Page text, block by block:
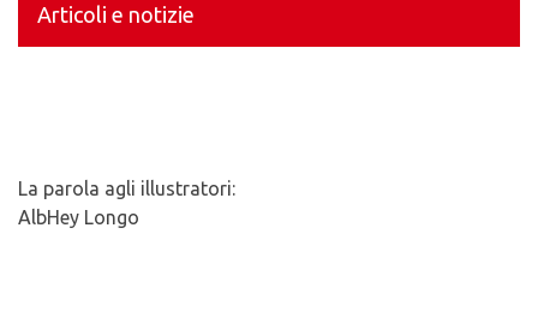
Articoli e notizie
La parola agli illustratori:
AlbHey Longo